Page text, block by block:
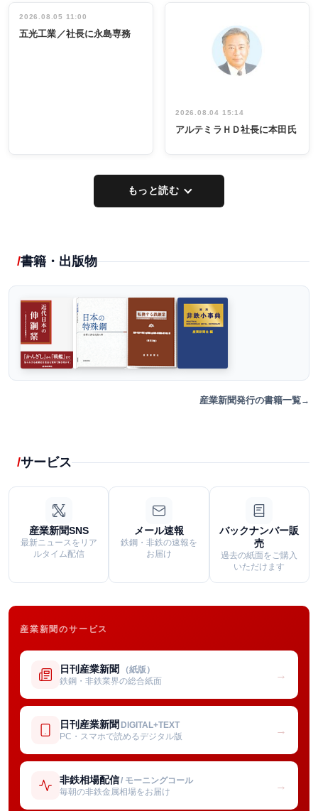
インタビュ
ー／社内ア
祝う 業界関
係者ら220人
出席
2026.08.05 11:00
五光工業／社長に永島専務
2026.08.04 15:14
アルテミラＨＤ社長に本田氏
もっと読む
書籍・出版物
産業新聞発行の書籍一覧
サービス
産業新聞SNS
最新ニュースをリア
ルタイム配信
メール速報
鉄鋼・非鉄の速報を
お届け
バックナンバー販
売
過去の紙面をご購入
いただけます
産業新聞のサービス
日刊産業新聞 （紙版）
鉄鋼・非鉄業界の総合紙面
→
日刊産業新聞 DIGITAL+TEXT
PC・スマホで読めるデジタル版
→
非鉄相場配信/ モーニングコール
毎朝の非鉄金属相場をお届け
→